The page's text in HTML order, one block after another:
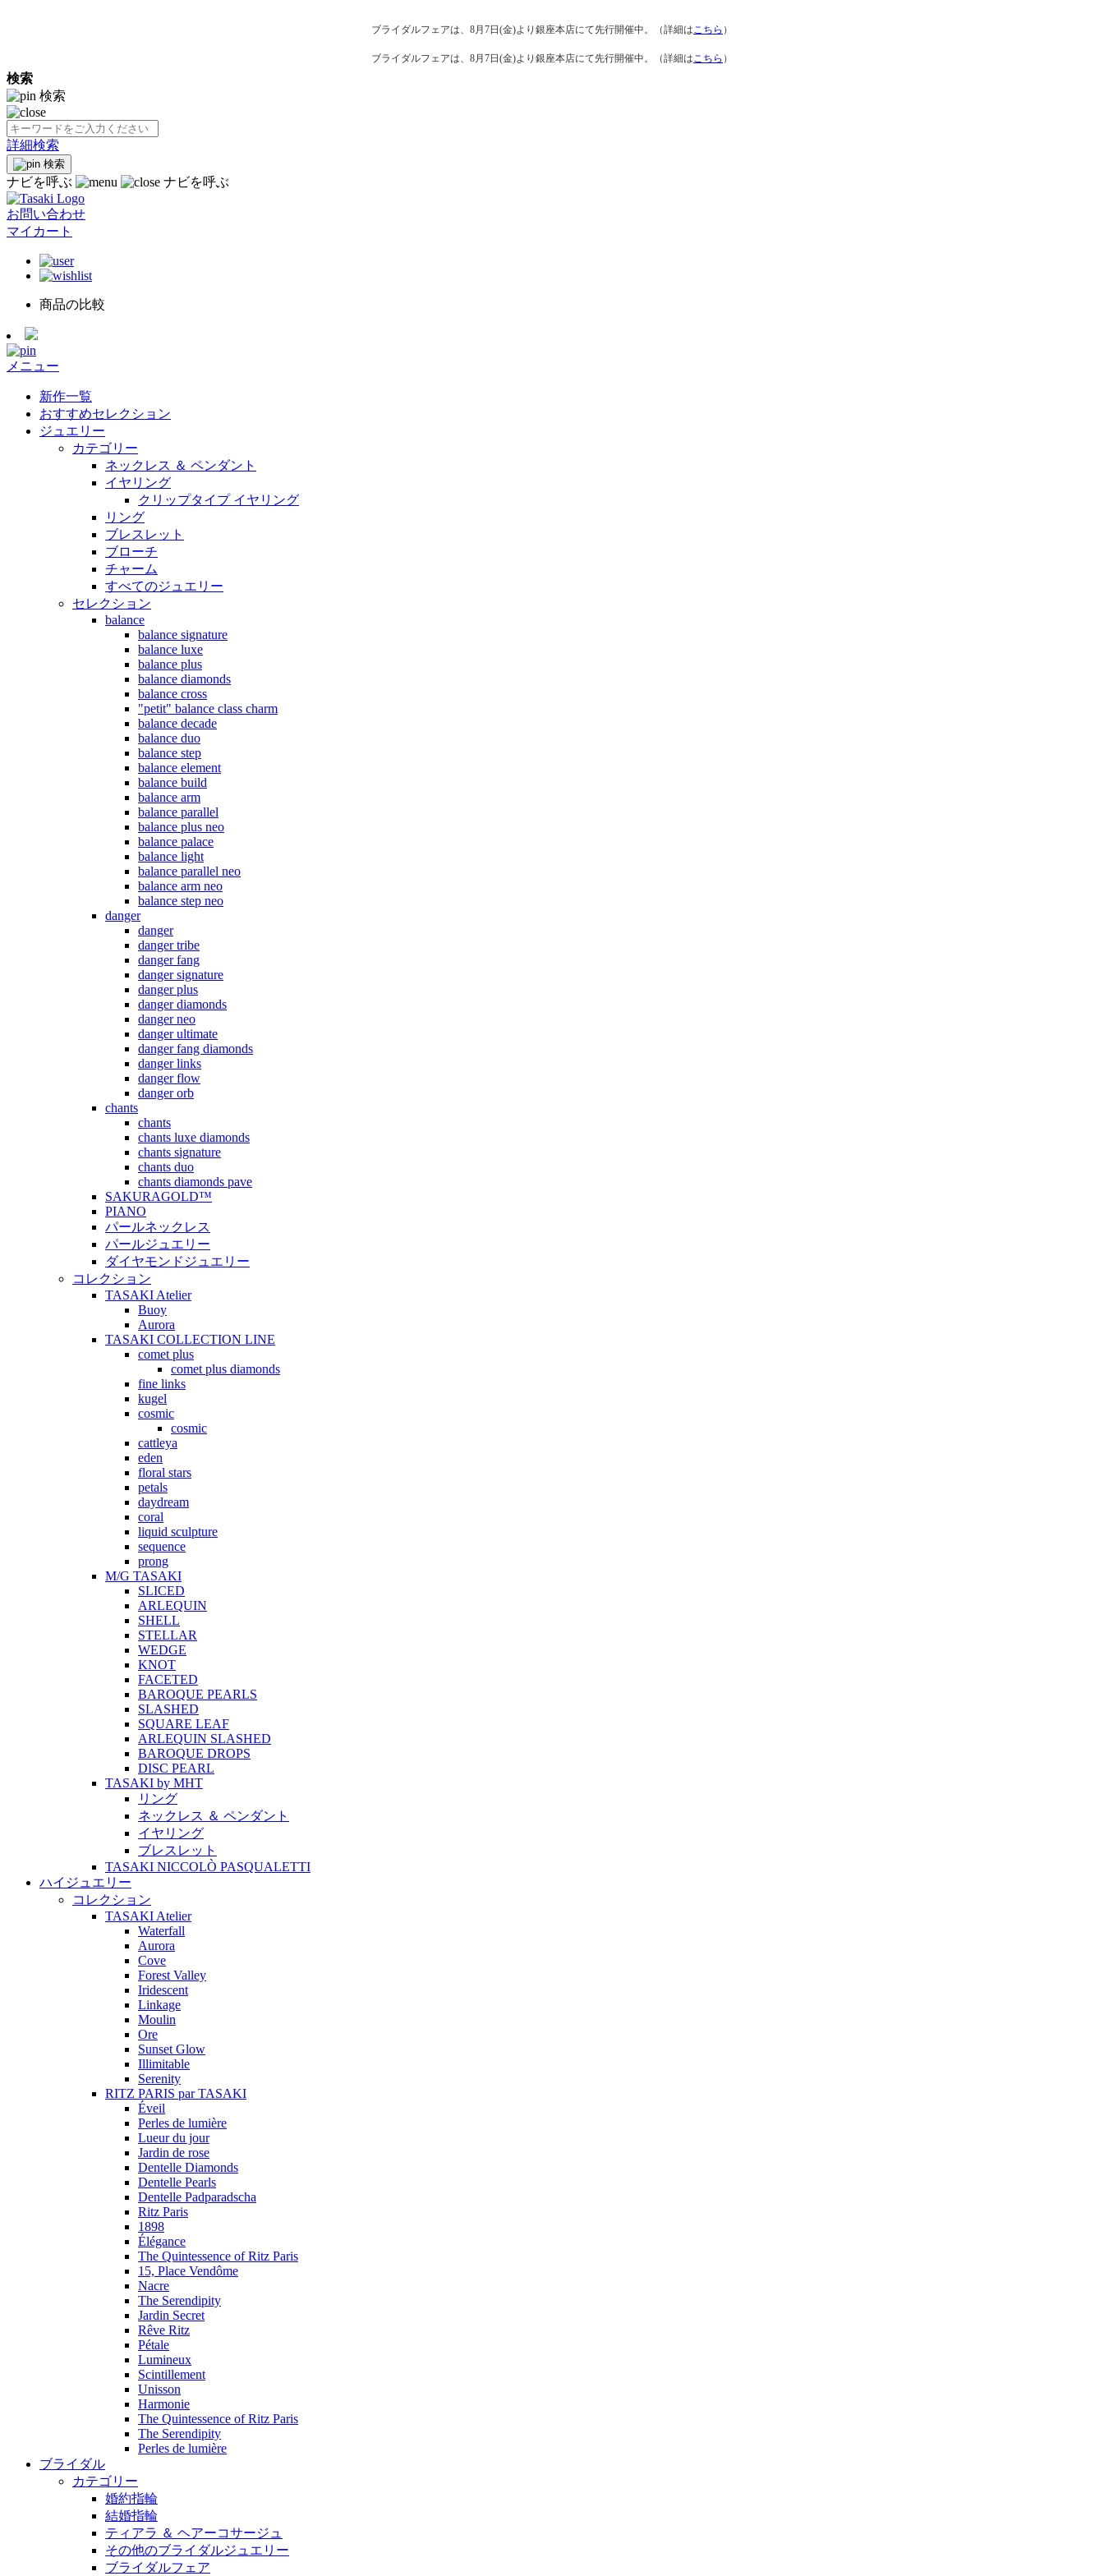
ブライダルフェアは、8月7日(金)より銀座本店にて先行開催中。（詳細はこちら ）
ブライダルフェアは、8月7日(金)より銀座本店にて先行開催中。（詳細はこちら ）
検索
検索
詳細検索
検索
ナビを呼ぶ ナビを呼ぶ
お問い合わせ
マイカート
商品の比較
メニュー
新作一覧
おすすめセレクション
ジュエリー
カテゴリー
ネックレス ＆ ペンダント
イヤリング
クリップタイプ イヤリング
リング
ブレスレット
ブローチ
チャーム
すべてのジュエリー
セレクション
balance
balance signature
balance luxe
balance plus
balance diamonds
balance cross
"petit" balance class charm
balance decade
balance duo
balance step
balance element
balance build
balance arm
balance parallel
balance plus neo
balance palace
balance light
balance parallel neo
balance arm neo
balance step neo
danger
danger
danger tribe
danger fang
danger signature
danger plus
danger diamonds
danger neo
danger ultimate
danger fang diamonds
danger links
danger flow
danger orb
chants
chants
chants luxe diamonds
chants signature
chants duo
chants diamonds pave
SAKURAGOLD™
PIANO
パールネックレス
パールジュエリー
ダイヤモンドジュエリー
コレクション
TASAKI Atelier
Buoy
Aurora
TASAKI COLLECTION LINE
comet plus
comet plus diamonds
fine links
kugel
cosmic
cosmic
cattleya
eden
floral stars
petals
daydream
coral
liquid sculpture
sequence
prong
M/G TASAKI
SLICED
ARLEQUIN
SHELL
STELLAR
WEDGE
KNOT
FACETED
BAROQUE PEARLS
SLASHED
SQUARE LEAF
ARLEQUIN SLASHED
BAROQUE DROPS
DISC PEARL
TASAKI by MHT
リング
ネックレス ＆ ペンダント
イヤリング
ブレスレット
TASAKI NICCOLÒ PASQUALETTI
ハイジュエリー
コレクション
TASAKI Atelier
Waterfall
Aurora
Cove
Forest Valley
Iridescent
Linkage
Moulin
Ore
Sunset Glow
Illimitable
Serenity
RITZ PARIS par TASAKI
Éveil
Perles de lumière
Lueur du jour
Jardin de rose
Dentelle Diamonds
Dentelle Pearls
Dentelle Padparadscha
Ritz Paris
1898
Élégance
The Quintessence of Ritz Paris
15, Place Vendôme
Nacre
The Serendipity
Jardin Secret
Rêve Ritz
Pétale
Lumineux
Scintillement
Unisson
Harmonie
The Quintessence of Ritz Paris
The Serendipity
Perles de lumière
ブライダル
カテゴリー
婚約指輪
結婚指輪
ティアラ ＆ ヘアーコサージュ
その他のブライダルジュエリー
ブライダルフェア